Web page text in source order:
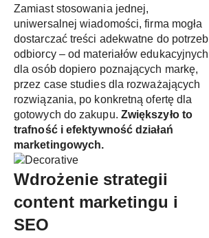
Zamiast stosowania jednej,
uniwersalnej wiadomości, firma mogła
dostarczać treści adekwatne do potrzeb
odbiorcy – od materiałów edukacyjnych
dla osób dopiero poznających markę,
przez case studies dla rozważających
rozwiązania, po konkretną ofertę dla
gotowych do zakupu. Zwiększyło to
trafność i efektywność działań
marketingowych.
Wdrożenie strategii
content marketingu i
SEO